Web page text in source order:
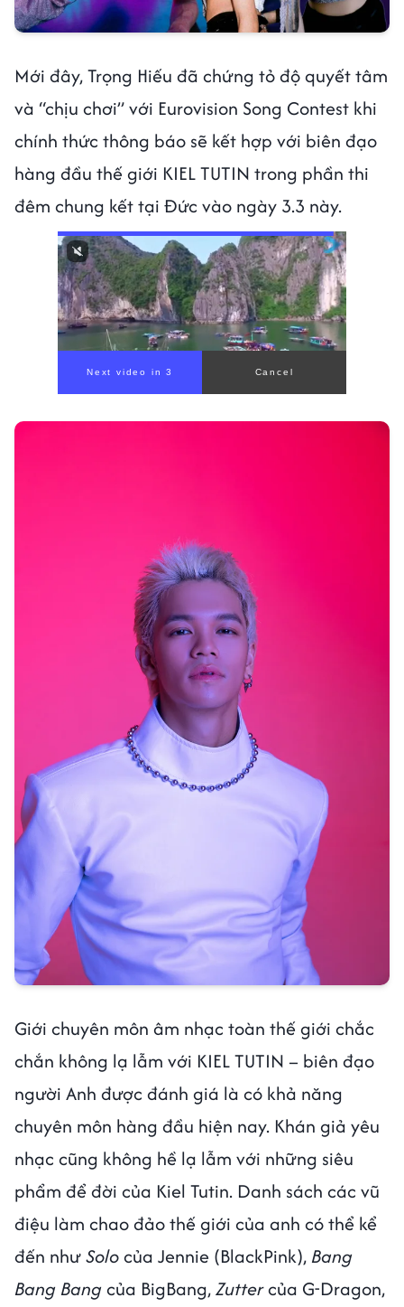
Mới đây, Trọng Hiếu đã chứng tỏ độ quyết tâm
và “chịu chơi” với Eurovision Song Contest khi
chính thức thông báo sẽ kết hợp với biên đạo
hàng đầu thế giới KIEL TUTIN trong phần thi
đêm chung kết tại Đức vào ngày 3.3 này.
Giới chuyên môn âm nhạc toàn thế giới chắc
chắn không lạ lẫm với KIEL TUTIN – biên đạo
người Anh được đánh giá là có khả năng
chuyên môn hàng đầu hiện nay. Khán giả yêu
nhạc cũng không hề lạ lẫm với những siêu
phẩm để đời của Kiel Tutin. Danh sách các vũ
điệu làm chao đảo thế giới của anh có thể kể
đến nhưSolocủa Jennie (BlackPink), Bang
Bang Bangcủa BigBang,Zuttercủa G-Dragon,